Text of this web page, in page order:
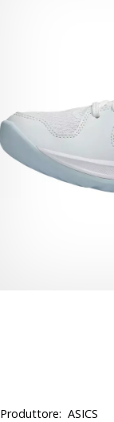
Produttore: ASICS